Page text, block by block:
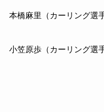
本橋麻里（カーリング選手
小笠原歩（カーリング選手